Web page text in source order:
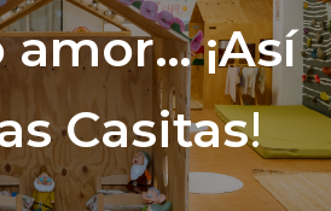
¡Así
Casitas!